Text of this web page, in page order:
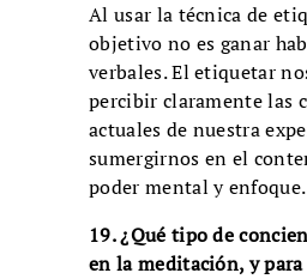
Al usar la técnica de
objetivo no es ganar
verbales. El etiquetar
percibir claramente las
actuales de nuestra
sumergirnos en el
poder mental y enfoque.
19. ¿Qué tipo de
en la meditación, y para